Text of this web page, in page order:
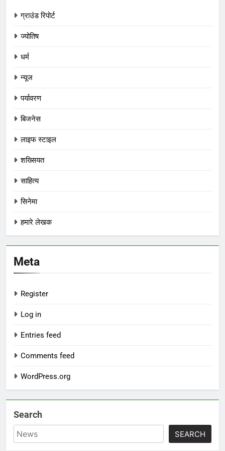
ग्राउंड रिपोर्ट
ज्योतिष
धर्म
न्यूज
पर्यावरण
बिजनेस
लाइफ स्टाइल
शख्सियत
साहित्य
सिनेमा
हमारे लेखक
Meta
Register
Log in
Entries feed
Comments feed
WordPress.org
Search
SEARCH